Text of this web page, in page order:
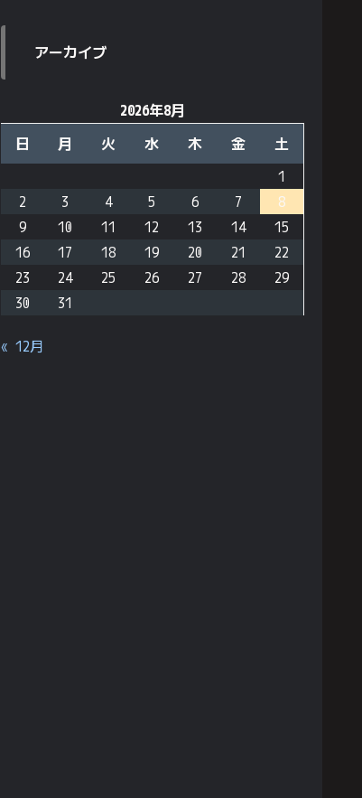
アーカイブ
2026年8月
日
月 火 水 木 金
土
1
2
3 4 5 6 7
8
9
10 11 12 13 14
15
16
17 18 19 20 21
22
23
24 25 26 27 28
29
30
31
« 12月